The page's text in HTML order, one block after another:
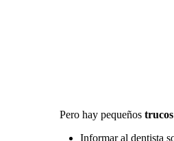
Pero hay pequeños
Informar al dentista